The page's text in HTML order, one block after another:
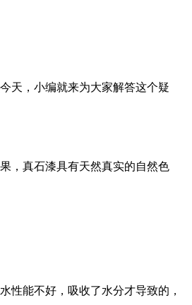
天， 小编就来为大家解答这个疑
，真石漆具有天然真实的自然色
性能不好，吸收了水分才导致的，